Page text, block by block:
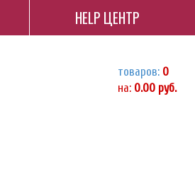
HELP ЦЕНТР
товаров: 0
на: 0.00 руб.